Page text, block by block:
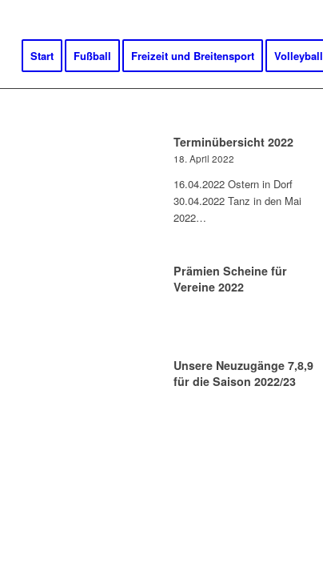
Start Fußball Freizeit und Breitensport Volleyball
Terminübersicht 2022
18. April 2022
16.04.2022 Ostern in Dorf
30.04.2022 Tanz in den Mai
2022…
Prämien Scheine für
Vereine 2022
Unsere Neuzugänge 7,8,9
für die Saison 2022/23